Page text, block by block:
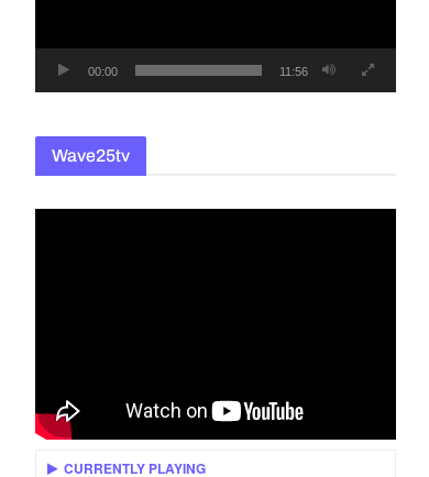
00:00 11:56
Wave25tv
CURRENTLY PLAYING